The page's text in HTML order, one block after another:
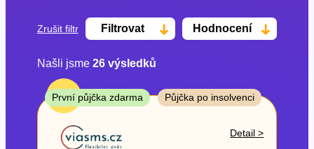
Zrušit filtr Filtrovat Hodnocení
Cena
Od
Našli jsme 26výsledků
TOP
První půjčka zdarma Půjčka po insolvenci
Detail >